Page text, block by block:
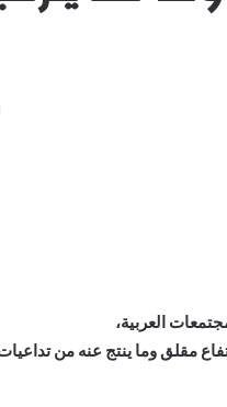
العربية،
مقلق وما ينتج عنه من